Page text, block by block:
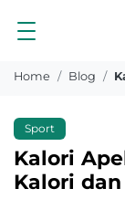
Home Blog
Sport
Kalori
Kalori